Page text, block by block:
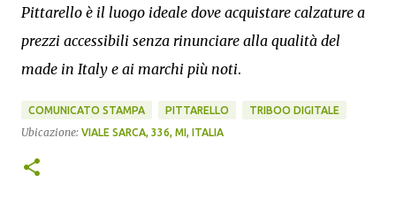
Pittarello è il luogo ideale dove acquistare calzature a
prezzi accessibili senza rinunciare alla qualità del
made in Italy e ai marchi più noti.
COMUNICATO STAMPA PITTARELLO TRIBOO DIGITALE
Ubicazione: VIALE SARCA, 336, MI, ITALIA